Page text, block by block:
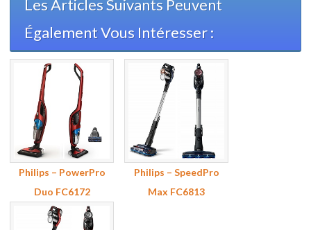
Les Articles Suivants Peuvent
Également Vous Intéresser :
Philips – PowerPro
Duo FC6172
Philips – SpeedPro
Max FC6813